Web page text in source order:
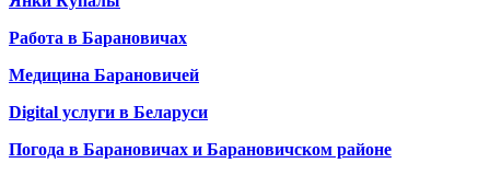
Работа в Барановичах
Медицина Барановичей
Digital услуги в Беларуси
Погода в Барановичах и Барановичском районе